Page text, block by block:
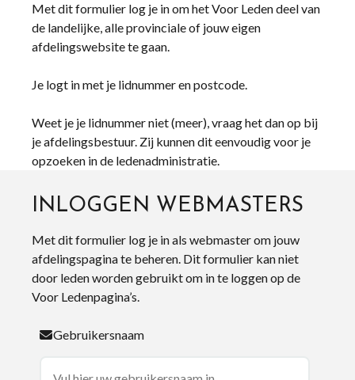
Met dit formulier log je in om het Voor Leden deel van
de landelijke, alle provinciale of jouw eigen
afdelingswebsite te gaan.
Je logt in met je lidnummer en postcode.
Weet je je lidnummer niet (meer), vraag het dan op bij
je afdelingsbestuur. Zij kunnen dit eenvoudig voor je
opzoeken in de ledenadministratie.
INLOGGEN WEBMASTERS
Met dit formulier log je in als webmaster om jouw
afdelingspagina te beheren. Dit formulier kan niet
door leden worden gebruikt om in te loggen op de
Voor Ledenpagina’s.
Gebruikersnaam